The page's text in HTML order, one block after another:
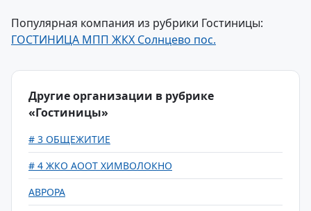
Популярная компания из рубрики Гостиницы:
ГОСТИНИЦА МПП ЖКХ Солнцево пос.
Другие организации в рубрике
«Гостиницы»
# 3 ОБЩЕЖИТИЕ
# 4 ЖКО АООТ ХИМВОЛОКНО
АВРОРА